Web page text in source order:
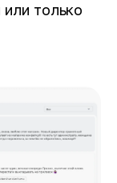
только